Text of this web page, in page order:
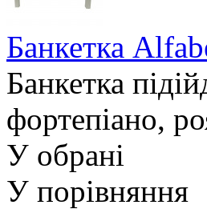
Банкетка
Банкетка
фортепіано,
У обрані
У порівняння